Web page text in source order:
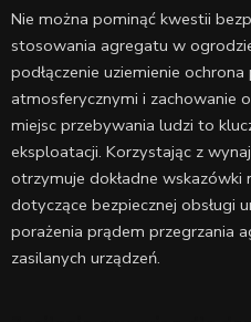
Nie można pominąć kwestii
stosowania agregatu w
podłączenie uziemienie
atmosferycznymi i zachowanie
miejsc przebywania ludzi to
eksploatacji. Korzystając z
otrzymuje dokładne
dotyczące bezpiecznej obsługi
porażenia prądem przegrzania
zasilanych urządzeń.